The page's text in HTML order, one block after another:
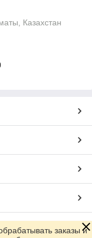
Казахстан
заказы и